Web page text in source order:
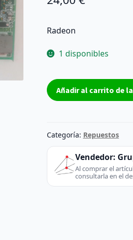
Radeon
1 disponibles
Tarjeta
de
de
vídeo
Radeon
X300
Añadir al carrito de
Categoría: Repuestos
Vendedor:
Al comprar el
consultarla en el